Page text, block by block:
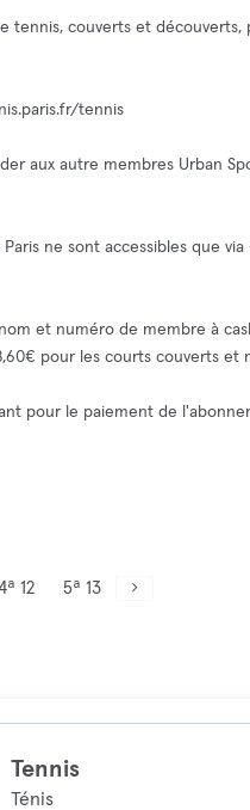
tennis, couverts et
tennis
aux autre membres Urban
Paris ne sont accessibles que
et numéro de membre à
pour les courts couverts et
pour le paiement de
12 5ª 13
Tennis
Ténis